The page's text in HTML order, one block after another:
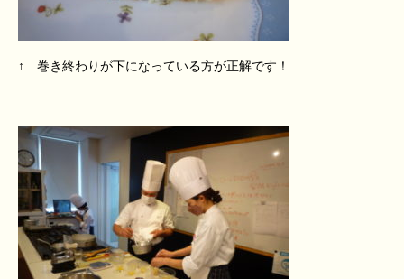
↑ 巻き終わりが下になっている方が正解です！